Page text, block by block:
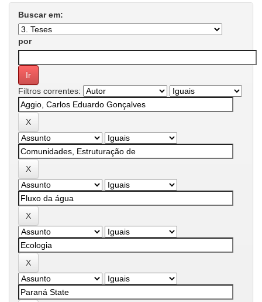
Buscar em:
por
Filtros correntes: